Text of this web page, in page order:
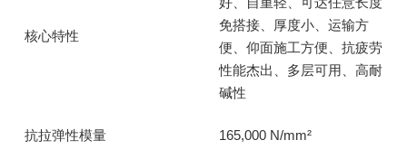
核心特性
免搭接、厚度小、运输方
便、仰面施工方便、抗疲劳
性能杰出、多层可用、高耐
碱性
抗拉弹性模量 165,000 N/mm²